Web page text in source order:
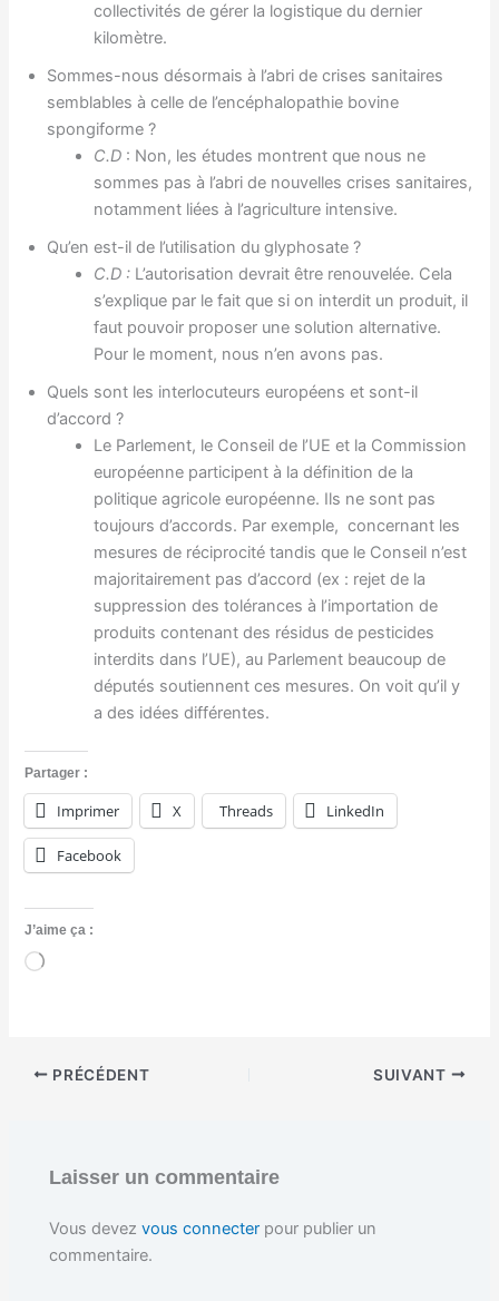
collectivités de gérer la logistique du dernier
kilomètre.
Sommes-nous désormais à l’abri de crises sanitaires
semblables à celle de l’encéphalopathie bovine
spongiforme ?
C.D : Non, les études montrent que nous ne
sommes pas à l’abri de nouvelles crises sanitaires,
notamment liées à l’agriculture intensive.
Qu’en est-il de l’utilisation du glyphosate ?
C.D : L’autorisation devrait être renouvelée. Cela
s’explique par le fait que si on interdit un produit, il
faut pouvoir proposer une solution alternative.
Pour le moment, nous n’en avons pas.
Quels sont les interlocuteurs européens et sont-il
d’accord ?
Le Parlement, le Conseil de l’UE et la Commission
européenne participent à la définition de la
politique agricole européenne. Ils ne sont pas
toujours d’accords. Par exemple, concernant les
mesures de réciprocité tandis que le Conseil n’est
majoritairement pas d’accord (ex : rejet de la
suppression des tolérances à l’importation de
produits contenant des résidus de pesticides
interdits dans l’UE), au Parlement beaucoup de
députés soutiennent ces mesures. On voit qu’il y
a des idées différentes.
Partager :
Imprimer X Threads LinkedIn
Facebook
J’aime ça :
C
…
PRÉCÉDENT SUIVANT
Laisser un commentaire
Vous devezvous connecter pour publier un
commentaire.